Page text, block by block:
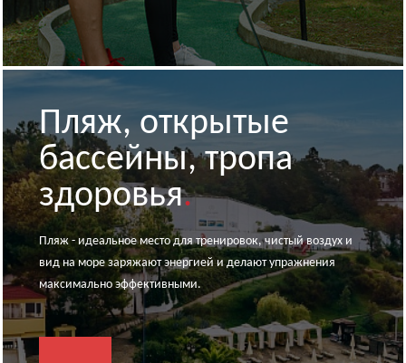
Пляж, открытые
бассейны, тропа
здоровья.
Пляж - идеальное место для тренировок, чистый воздух и
вид на море заряжают энергией и делают упражнения
максимально эффективными.